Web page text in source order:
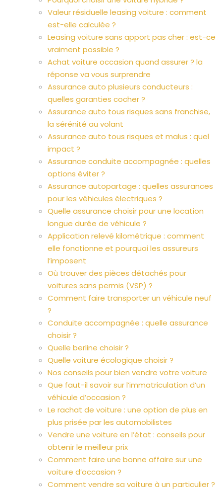
Valeur résiduelle leasing voiture : comment
est-elle calculée ?
Leasing voiture sans apport pas cher : est-ce
vraiment possible ?
Achat voiture occasion quand assurer ? la
réponse va vous surprendre
Assurance auto plusieurs conducteurs :
quelles garanties cocher ?
Assurance auto tous risques sans franchise,
la sérénité au volant
Assurance auto tous risques et malus : quel
impact ?
Assurance conduite accompagnée : quelles
options éviter ?
Assurance autopartage : quelles assurances
pour les véhicules électriques ?
Quelle assurance choisir pour une location
longue durée de véhicule ?
Application relevé kilométrique : comment
elle fonctionne et pourquoi les assureurs
l’imposent
Où trouver des pièces détachés pour
voitures sans permis (VSP) ?
Comment faire transporter un véhicule neuf
?
Conduite accompagnée : quelle assurance
choisir ?
Quelle berline choisir ?
Quelle voiture écologique choisir ?
Nos conseils pour bien vendre votre voiture
Que faut-il savoir sur l’immatriculation d’un
véhicule d’occasion ?
Le rachat de voiture : une option de plus en
plus prisée par les automobilistes
Vendre une voiture en l’état : conseils pour
obtenir le meilleur prix
Comment faire une bonne affaire sur une
voiture d’occasion ?
Comment vendre sa voiture à un particulier ?